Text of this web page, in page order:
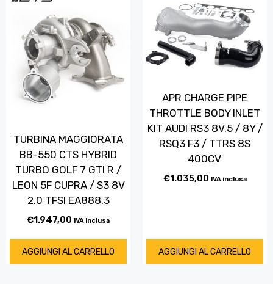
TURBINA MAGGIORATA
BB-550 CTS HYBRID
TURBO GOLF 7 GTI R /
LEON 5F CUPRA / S3 8V
2.0 TFSI EA888.3
€1.947,00 IVA inclusa
AGGIUNGI AL CARRELLO
APR CHARGE PIPE
THROTTLE BODY INLET
KIT AUDI RS3 8V.5 / 8Y /
RSQ3 F3 / TTRS 8S
400CV
€1.035,00 IVA inclusa
AGGIUNGI AL CARRELLO